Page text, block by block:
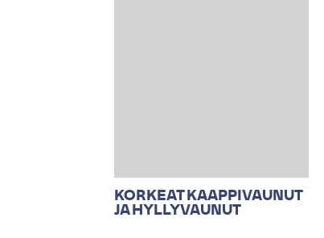
KORKEAT KAAPPIVAUNUT
JA HYLLYVAUNUT